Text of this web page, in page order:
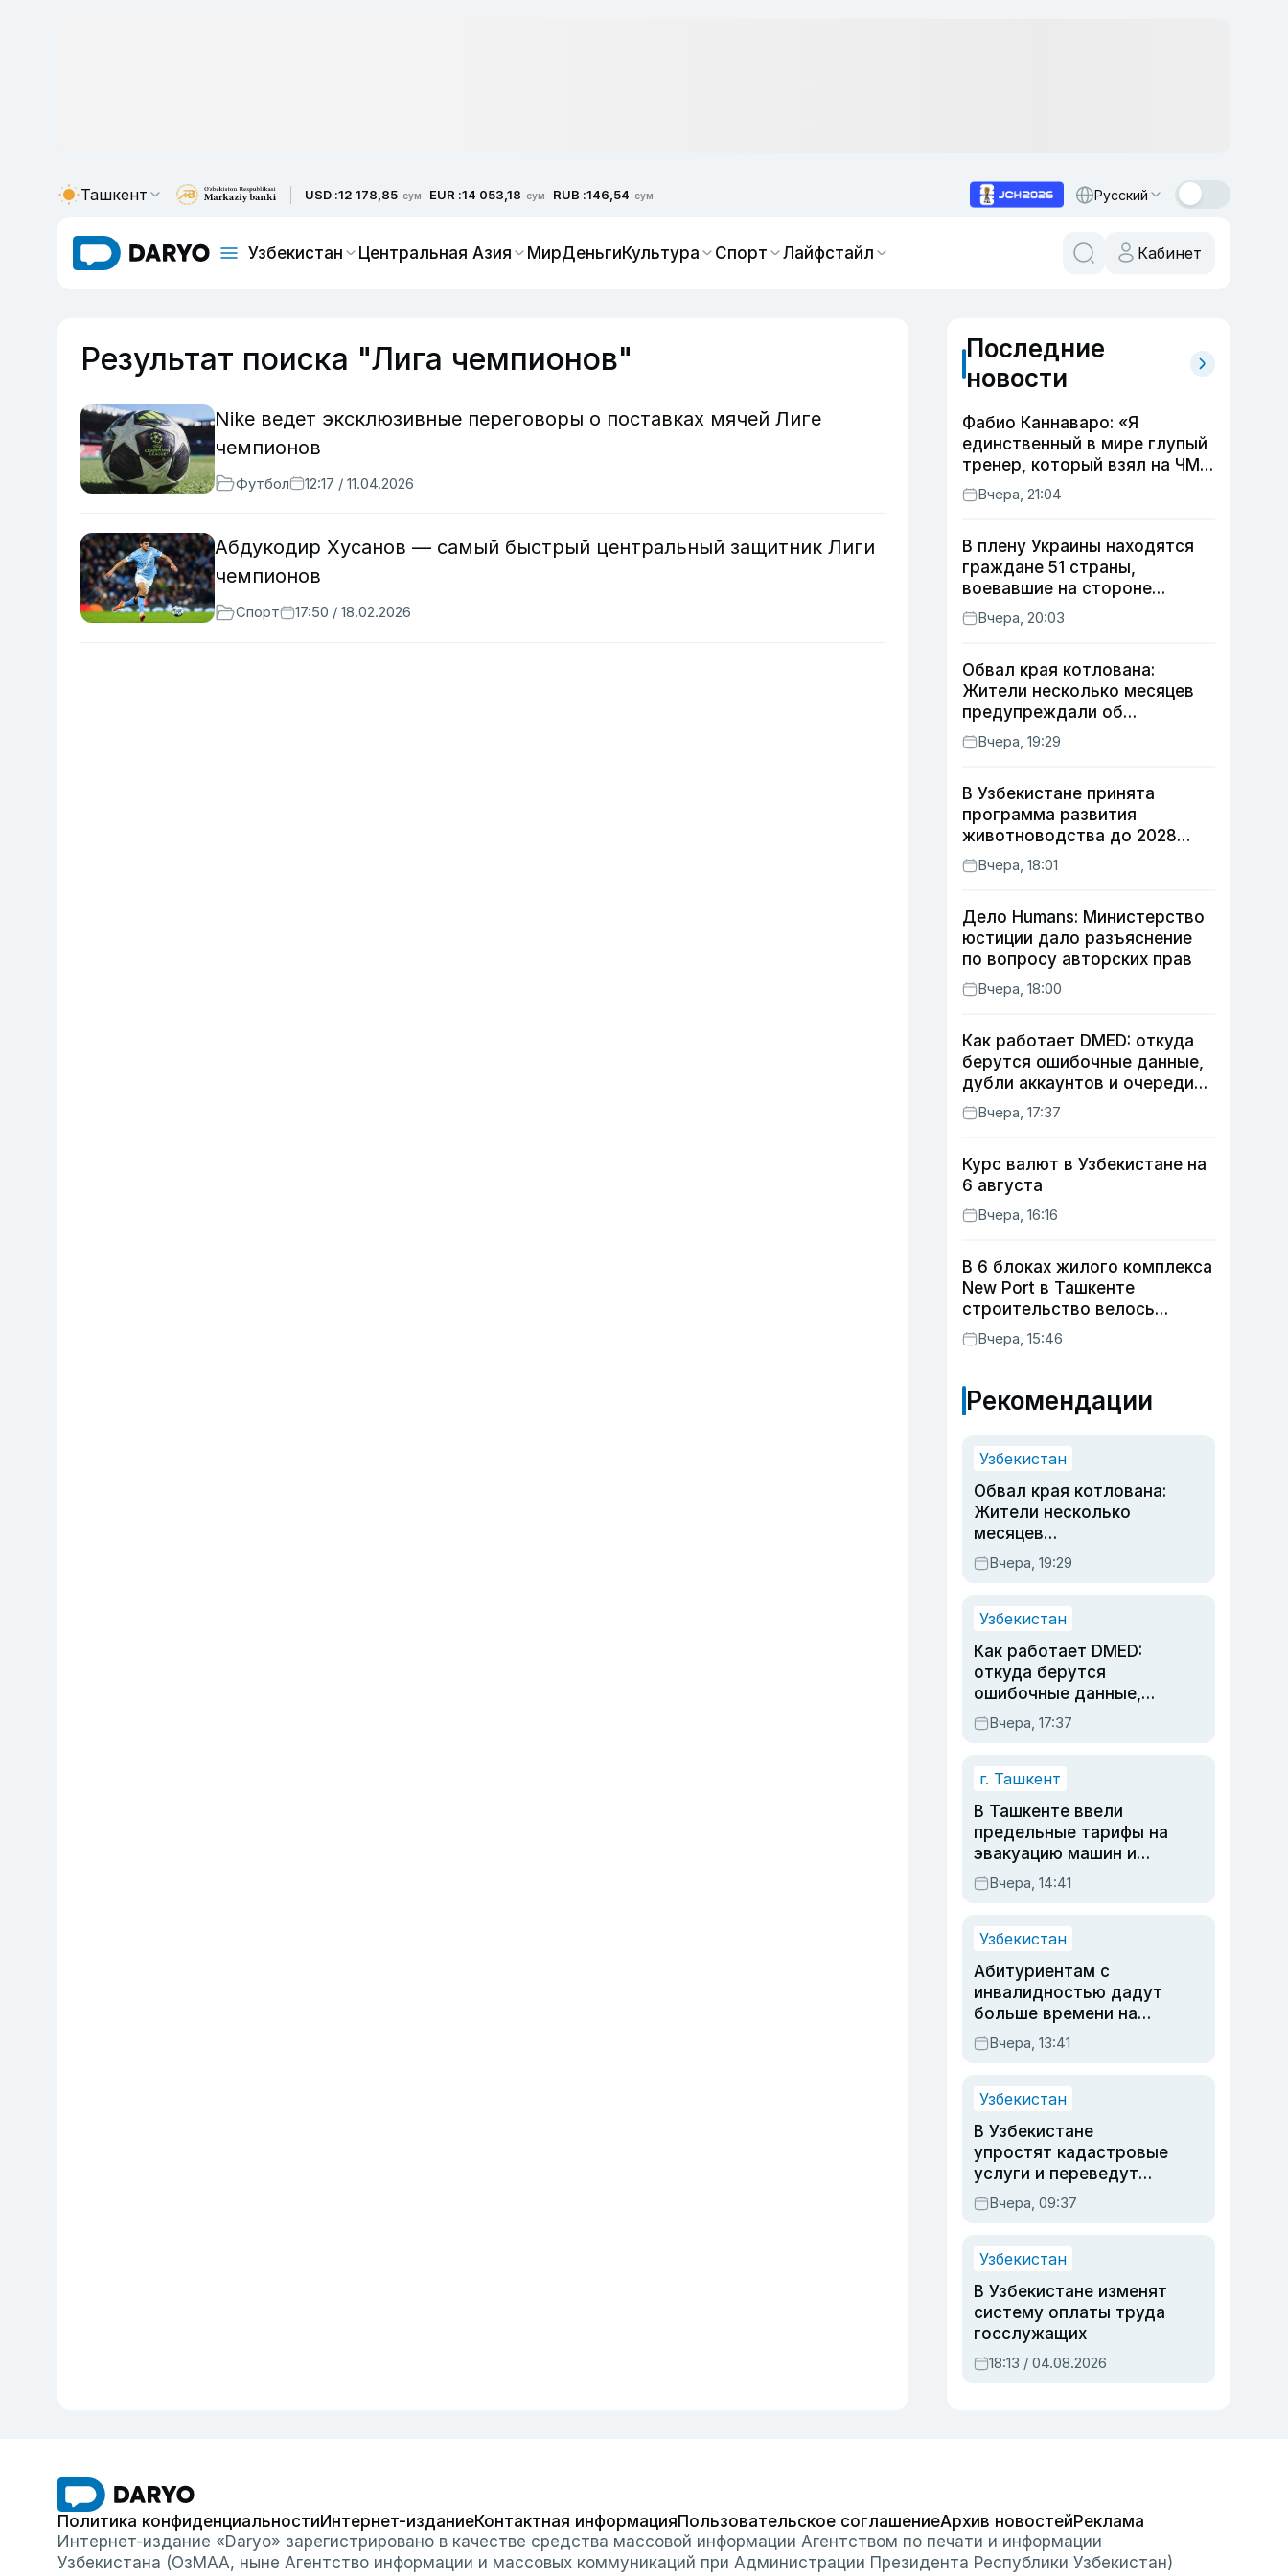
Ташкент USD :12 178,85 сум EUR :14 053,18 сум RUB :146,54 сум Русский
Узбекистан Центральная Азия МирДеньгиКультура Спорт Лайфстайл Кабинет
Результат поиска "Лига чемпионов"
Nike ведет эксклюзивные переговоры о поставках мячей Лиге
чемпионов
Футбол 12:17 / 11.04.2026
Абдукодир Хусанов — самый быстрый центральный защитник Лиги
чемпионов
Спорт 17:50 / 18.02.2026
Последние
новости
Фабио Каннаваро: «Я
единственный в мире глупый
тренер, который взял на ЧМ
футболиста с травмой»
Вчера, 21:04
В плену Украины находятся
граждане 51 страны,
воевавшие на стороне
России
Вчера, 20:03
Обвал края котлована:
Жители несколько месяцев
предупреждали об
опасности, но стройка
продолжалась
Вчера, 19:29
В Узбекистане принята
программа развития
животноводства до 2028
годаВчера, 18:01
Дело Humans: Министерство
юстиции дало разъяснение
по вопросу авторских прав
Вчера, 18:00
Как работает DMED: откуда
берутся ошибочные данные,
дубли аккаунтов и очереди
по онлайн-записи
Вчера, 17:37
Курс валют в Узбекистане на
6 августа
Вчера, 16:16
В 6 блоках жилого комплекса
New Port в Ташкенте
строительство велось
незаконно
Вчера, 15:46
Рекомендации
Узбекистан
Обвал края котлована:
Жители несколько
месяцев
предупреждали об
опасности, но стройка
Вчера, 19:29
Узбекистан
Как работает DMED:
откуда берутся
ошибочные данные,
дубли аккаунтов и
очереди по онлайн-
Вчера, 17:37
г. Ташкент
В Ташкенте ввели
предельные тарифы на
эвакуацию машин и
штрафстоянки
Вчера, 14:41
Узбекистан
Абитуриентам с
инвалидностью дадут
больше времени на
вступительных
экзаменах
Вчера, 13:41
Узбекистан
В Узбекистане
упростят кадастровые
услуги и переведут
регистрацию
недвижимости в
Вчера, 09:37
Узбекистан
В Узбекистане изменят
систему оплаты труда
госслужащих
18:13 / 04.08.2026
Политика конфиденциальностиИнтернет-изданиеКонтактная информацияПользовательское соглашениеАрхив новостейРеклама
Интернет-издание «Daryo» зарегистрировано в качестве средства массовой информации Агентством по печати и информации
Узбекистана (ОзМАА, ныне Агентство информации и массовых коммуникаций при Администрации Президента Республики Узбекистан)